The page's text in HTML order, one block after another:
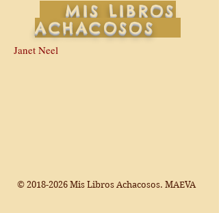
MIS LIBROS
ACHACOSOS
Janet Neel
© 2018-2026 Mis Libros Achacosos. MAEVA